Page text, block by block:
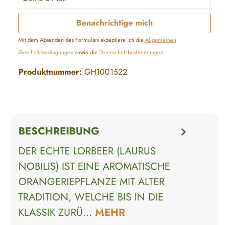
Benachrichtige mich
Mit dem Absenden des Formulars akzeptiere ich dieAllgemeinen
Geschäftsbedingungen sowie die Datenschutzbestimmungen.
Produktnummer: GH1001522
BESCHREIBUNG
DER ECHTE LORBEER (LAURUS
NOBILIS) IST EINE AROMATISCHE
ORANGERIEPFLANZE MIT ALTER
TRADITION, WELCHE BIS IN DIE
KLASSIK ZURÜ… MEHR